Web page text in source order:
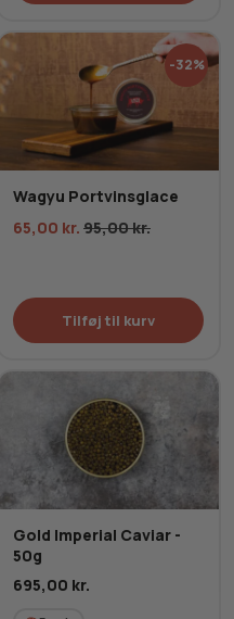
-32%
Wagyu Portvinsglace
65,00 kr. 95,00kr.
Tilføj til kurv
Gold Imperial Caviar -
50g
695,00 kr.